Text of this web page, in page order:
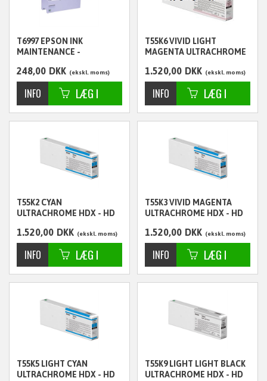
T6997 EPSON INK
MAINTENANCE -
248,00 DKK ekskl. moms
T55K6 VIVID LIGHT
MAGENTA ULTRACHROME
C13T55K600
1.520,00 DKK ekskl. moms
T55K2 CYAN
ULTRACHROME HDX - HD
1.520,00 DKK ekskl. moms
T55K3 VIVID MAGENTA
ULTRACHROME HDX - HD
1.520,00 DKK ekskl. moms
T55K5 LIGHT CYAN
ULTRACHROME HDX - HD
T55K9 LIGHT LIGHT BLACK
ULTRACHROME HDX - HD